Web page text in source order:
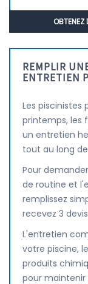
OBTENEZ
REMPLIR
ENTRETIEN
Les piscinistes
printemps, les
un entretien
tout au long
Pour
de routine et
remplissez
recevez 3
L'entretien
votre piscine,
produits
pour maintenir